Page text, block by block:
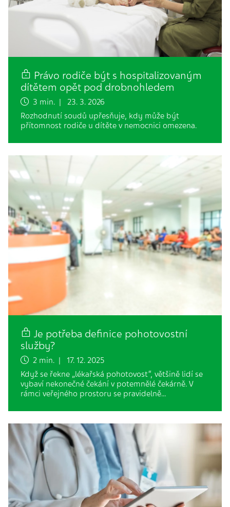
Právo rodiče být s hospitalizovaným
dítětem opět pod drobnohledem
3 min. | 23. 3. 2026
Rozhodnutí soudů upřesňuje, kdy může být
přítomnost rodiče u dítěte v nemocnici omezena.
Je potřeba definice pohotovostní
služby?
2 min. | 17. 12. 2025
Když se řekne „lékařská pohotovost“, většině lidí se
vybaví nekonečné čekání v potemnělé čekárně. V
rámci veřejného prostoru se pravidelně…